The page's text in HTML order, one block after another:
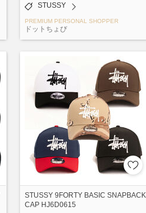
STUSSY
PREMIUM PERSONAL SHOPPER
ドットちょび
STUSSY 9FORTY BASIC SNAPBACK
CAP HJ6D0615